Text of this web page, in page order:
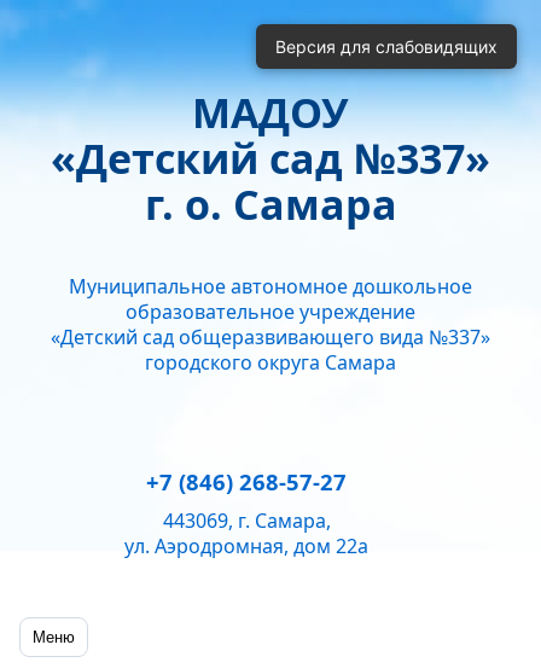
МАДОУ
«Детский сад №337»
г. о. Самара
Муниципальное автономное дошкольное
образовательное учреждение
«Детский сад общеразвивающего вида №337»
городского округа Самара
+7 (846) 268-57-27
443069, г. Самара,
ул. Аэродромная, дом 22а
Меню
Версия для слабовидящих
Монохромные изображения
Отключить Flash
Кернинг
Стандартный Средний Большой
Интервал
Полуторный Двойной
Без засечек С засечками
Нормально